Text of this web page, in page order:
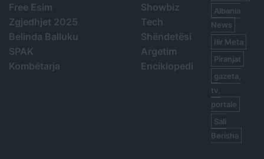
Free Esim
Zgjedhjet 2025
Belinda Balluku
SPAK
Kombëtarja
Showbiz
Tech
Shëndetësi
Argetim
Enciklopedi
Albania
News
Ilir Meta
Piranjat
gazeta,
tv,
portale
Sali
Berisha